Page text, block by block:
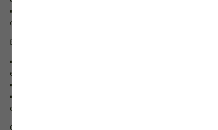
ou points de commande fixés à portée de main
Éléments liés au bâti :
et un angle de mur
des habitants
Concernant les réglementations en vigueur, nous vous